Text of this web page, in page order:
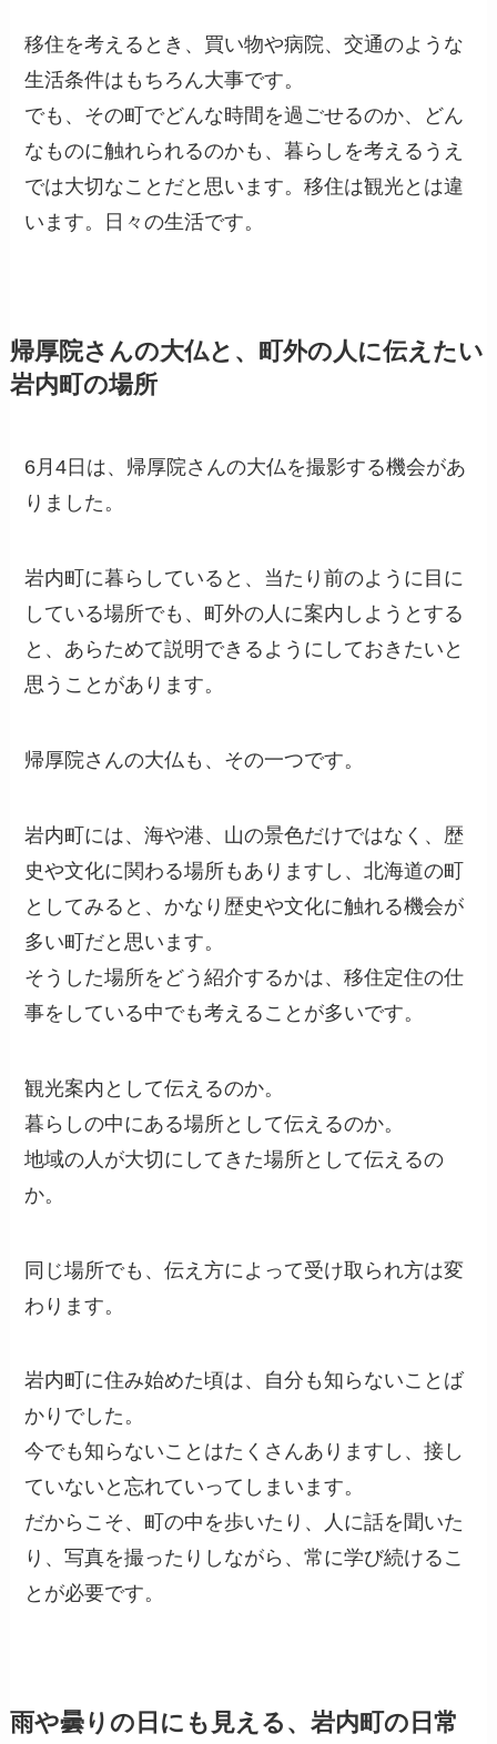
移住を考えるとき、買い物や病院、交通のような
生活条件はもちろん大事です。
でも、その町でどんな時間を過ごせるのか、どん
なものに触れられるのかも、暮らしを考えるうえ
では大切なことだと思います。移住は観光とは違
います。日々の生活です。
帰厚院さんの大仏と、町外の人に伝えたい
岩内町の場所
6月4日は、帰厚院さんの大仏を撮影する機会があ
りました。
岩内町に暮らしていると、当たり前のように目に
している場所でも、町外の人に案内しようとする
と、あらためて説明できるようにしておきたいと
思うことがあります。
帰厚院さんの大仏も、その一つです。
岩内町には、海や港、山の景色だけではなく、歴
史や文化に関わる場所もありますし、北海道の町
としてみると、かなり歴史や文化に触れる機会が
多い町だと思います。
そうした場所をどう紹介するかは、移住定住の仕
事をしている中でも考えることが多いです。
観光案内として伝えるのか。
暮らしの中にある場所として伝えるのか。
地域の人が大切にしてきた場所として伝えるの
か。
同じ場所でも、伝え方によって受け取られ方は変
わります。
岩内町に住み始めた頃は、自分も知らないことば
かりでした。
今でも知らないことはたくさんありますし、接し
ていないと忘れていってしまいます。
だからこそ、町の中を歩いたり、人に話を聞いた
り、写真を撮ったりしながら、常に学び続けるこ
とが必要です。
雨や曇りの日にも見える、岩内町の日常